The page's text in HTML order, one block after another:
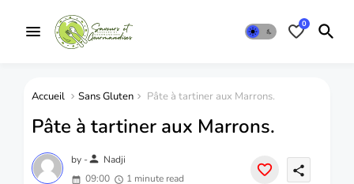
0
Accueil Sans Gluten Pâte à tartiner aux Marrons.
Pâte à tartiner aux Marrons.
by -person Nadji
09:00
1 minute read
share